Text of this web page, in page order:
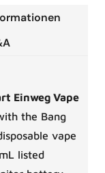
Einweg Vape
the Bang
vape
listed